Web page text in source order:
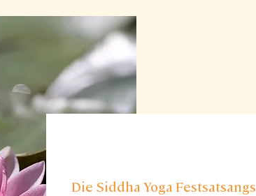
Die Siddha Yoga Festsatsangs